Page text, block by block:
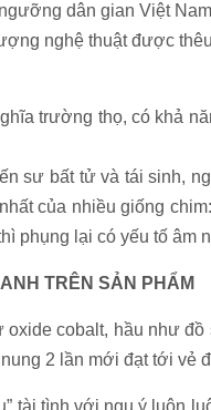
dân gian Việt
nghệ thuật được
trường thọ, có khả
sư bất tử và tái sinh,
của nhiều giống
phụng lại có yếu tố âm
TRÊN SẢN PHẨM
cobalt, hầu như
2 lần mới đạt tới vẻ
tài tình với ngụ ý luôn